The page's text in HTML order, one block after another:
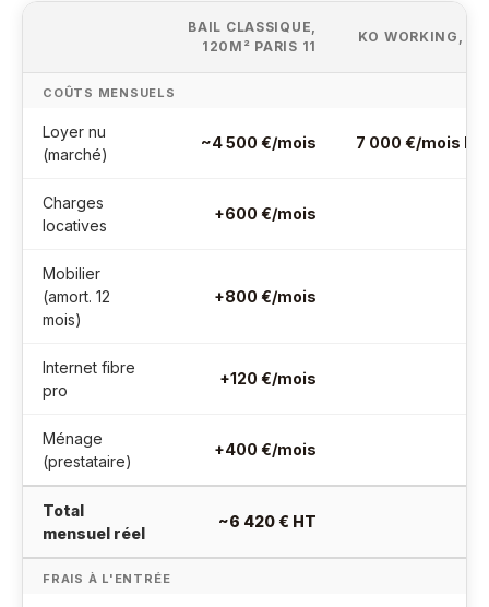
BAIL CLASSIQUE,
120M² PARIS 11
KO WORKING,
COÛTS MENSUELS
Loyer nu
(marché)
~4 500 €/mois 7 000 €/mois
Charges
locatives
+600 €/mois
Mobilier
(amort. 12
mois)
+800 €/mois
Internet fibre
pro
+120 €/mois
Ménage
(prestataire)
+400 €/mois
Total
mensuel réel
~6 420 € HT
FRAIS À L'ENTRÉE